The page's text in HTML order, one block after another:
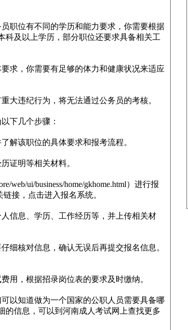
职位有不同的学历和能力要求，你需要根据
科及以上学历，部分职位还要求具备相关工
求，你需要有足够的体力和健康状况来适应
违纪行为，将无法通过公务员的考核。
下几个步骤：
该职位的具体要求和报考流程。
证明等相关材料。
ui/business/home/gkhome.html）进行报
接，点击进入报名系统。
信息、学历、工作经历等，并上传相关材
核对信息，确认无误后再提交报名信息。
，根据招录岗位表的要求及时缴纳。
以知道做为一个国家的公职人员需要具备哪
的信息，可以到河南成人考试网上查找更多